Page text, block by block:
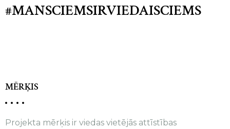
#MANSCIEMSIRVIEDAISCIEMS
MĒRĶIS
Projekta mērķis ir viedas vietējās attīstības